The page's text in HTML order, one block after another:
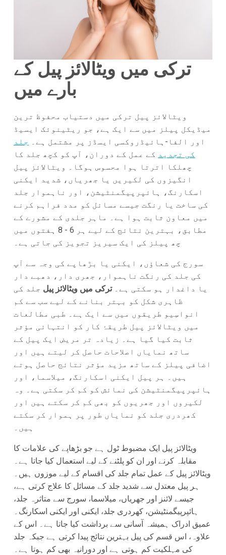
ترکی میں ویٹالائز پیل کے
بارے میں
ویٹالائز پیل ترکی میں دستیاب محفوظ ترین
میڈیکل پیلز میں سے ایک ہے، جو ریٹینوئک ایسیڈ
اور الفا-ہائیڈروکسی ایسڈز پر مشتمل ہے۔ جلد
کی تجدید کے عمل کے دوران، آپ کو کچھ جلد کا
چھلکا اترتا ہوا محسوس ہوگا۔ ویٹالائز پیل
انگیزوں کی لکیریں یا جھریاں، شدید ایکنی
اسکارنگ، ہائپرپیگمنٹیشن، اور ناہموار جلد
کی ساخت یا رنگت جیسے مسائل کو مدد فراہم کرنے
میں معاون ثابت ہوا ہے۔ ماہر جلدی کے مشورے کے
مطابق، بہترین نتائج کے لیے ہر 6 - 8 ہفتوں میں
چھ پیلز کی ایک سیریز تجویز کی جاتی ہے۔
سورج کی شعاؤں، ایکنی یا بڑھاپے کی وجہ سے آپ
کی جلد کی رنگت ناہموار، جھری دار، دھبے دار
یا داغدار ہو سکتی ہے۔ترکی میں ویٹالائز پیل جلد کی
ظاہری شکل کو بہتر بنانے کے لیے سب سے کم
انواسِیو طریقوں میں سے ایک ہے۔ طبی مطالعات
میں ویٹالائز پیل طریقۂ کار کو انتہائی مؤثر
ثابت کیا گیا ہے۔ زیادہ تر مریض ایک پیل کے
ساتھ نمایاں اصلاحات حاصل کر لیتے ہیں اور
اضافی پیلز کے ساتھ مزید مؤثر نتائج حاصل ہوتے
ہیں۔ ہر پیل ایکنی اسکارنگ، میلاسما، اور
ہائپرپیگمنٹیشن کی نمائش کو کم کر سکتی ہے۔ وہ
لکیروں اور جھریوں کو بھی کم کر سکتے ہیں اور
کھردری جلد کو نمایاں طور پر ہموار کر سکتے
ہیں۔
ویٹالائز پیل ایک مضبوط ٹول ہے جو بڑھاپے کی علامات کا
مقابلہ کرنے اور ان کو پلٹنے کے لیے استعمال کیا جاتا ہے۔
ویٹالائز پیل کے عمل تمام جلد کی اقسام کے لیے موزوں ہیں۔
ہر پیل معتدل سے شدید جلد کے مسائل کا علاج کرتی ہے،
جیسے لائنز اور جھریاں، میلاسما، سورج سے متاثرہ جلد،
ہائپرپیگمنٹیشن، کھردری جلد، ایکنی اور ایکنی اسکارنگ۔
عمیق ادراک ہمیشہ آسانی سے برداشت کیا جاتا ہے۔ اس کے
علاوہ، اس قسم کی پیل بہترین نتائج پیدا کرتی ہے جبکہ جلد
کی مہلکیت کم ہوتی ہے اور دورانیہ بھی کم ہوتا ہے۔